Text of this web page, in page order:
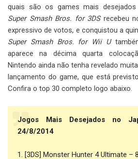
quais são os games mais
Super Smash Bros. for 3DSrecebeu
expressivo de votos, e conquistou a
Super Smash Bros. for Wii U
aparece na décima quarta
Nintendo ainda não tenha revelado
lançamento do game, que está
Confira o top 30 completo logo abaixo.
Jogos Mais Desejados no
24/8/2014
1. [3DS] Monster Hunter 4 Ultimate –